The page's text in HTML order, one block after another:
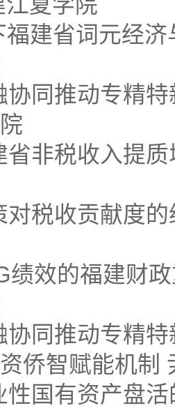
福建省词元经
协同推动专精
省非税收入提
对税收贡献度
绩效的福建财
协同推动专精
侨智赋能机制
性国有资产盘